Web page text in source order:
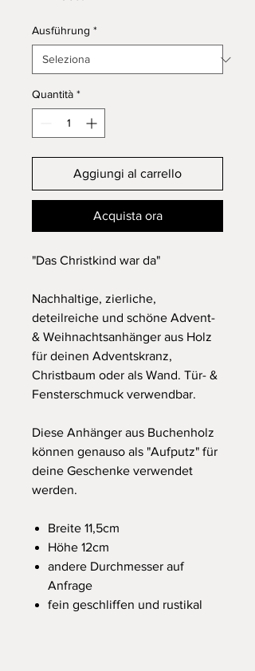
Ausführung *
Quantità *
Aggiungi al carrello
Acquista ora
"Das Christkind war da"
Nachhaltige, zierliche,
deteilreiche und schöne Advent-
& Weihnachtsanhänger aus Holz
für deinen Adventskranz,
Christbaum oder als Wand. Tür- &
Fensterschmuck verwendbar.
Diese Anhänger aus Buchenholz
können genauso als "Aufputz" für
deine Geschenke verwendet
werden.
Breite 11,5cm
Höhe 12cm
andere Durchmesser auf
Anfrage
fein geschliffen und rustikal